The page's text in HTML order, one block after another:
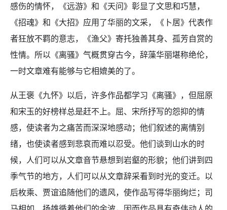
感伤的情怀，《远游》和《天问》彰显了文思和巧慧，
《招魂》和《大招》应用了华丽的文采，《卜居》代表作
者狂放不羁的意志，《渔父》寄托独善其身、孤芳自赏的
性情。所以《离骚》气概贯穿古今，辞藻华丽堪称绝伦，
一时文章难有能够与它相媲美的了。
从王褒《九怀》以后，许多作品都学习《离骚》，但屈原
和宋玉的好榜样总是赶不上。屈、宋所抒写的怨抑的情
感，使读者为之痛苦而深深地感动；他们叙述的离情别
绪，也使读者感到悲哀而难以忍受。他们谈到山水的时
候，人们可以从文章音节悬想到岩壑的形貌；他们讲到四
季气节的地方，人们可以从文章辞采看到时光的变迁。以
后枚乘、贾谊追随他们的遗风，使作品写得华丽绚烂；司